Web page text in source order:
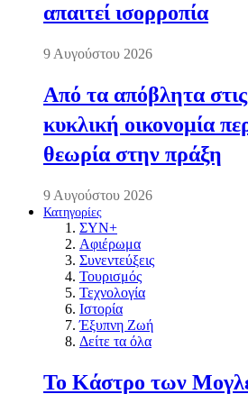
απαιτεί ισορροπία
9 Αυγούστου 2026
Από τα απόβλητα
κυκλική οικονομία
θεωρία στην πράξη
9 Αυγούστου 2026
Κατηγορίες
ΣΥΝ+
Αφιέρωμα
Συνεντεύξεις
Τουρισμός
Τεχνολογία
Ιστορία
Έξυπνη Ζωή
Δείτε τα όλα
Το Κάστρο των